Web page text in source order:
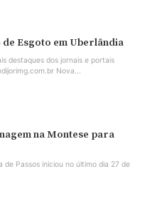
Esgoto em Uberlândia
destaques dos jornais e portais
Nova...
na Montese para
Passos iniciou no último dia 27 de